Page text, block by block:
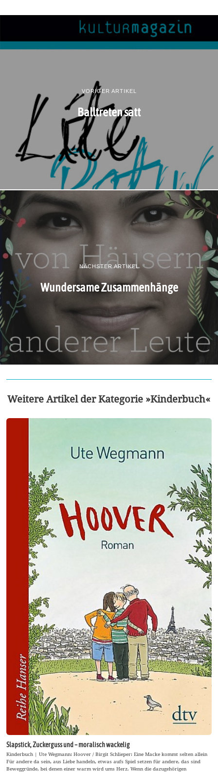
VORIGER ARTIKEL
Balltreten satt
NÄCHSTER ARTIKEL
Wundersame Zusammenhänge
Weitere Artikel der Kategorie »Kinderbuch«
Slapstick, Zuckerguss und – moralisch wackelig
Kinderbuch | Ute Wegmann: Hoover / Birgit Schlieper: Eine Macke kommt selten allein
Für andere da sein, aus Liebe handeln, etwas aufs Spiel setzen für andere, das sind
Beweggründe, bei denen einer warm wird ums Herz. Wenn die dazugehörigen